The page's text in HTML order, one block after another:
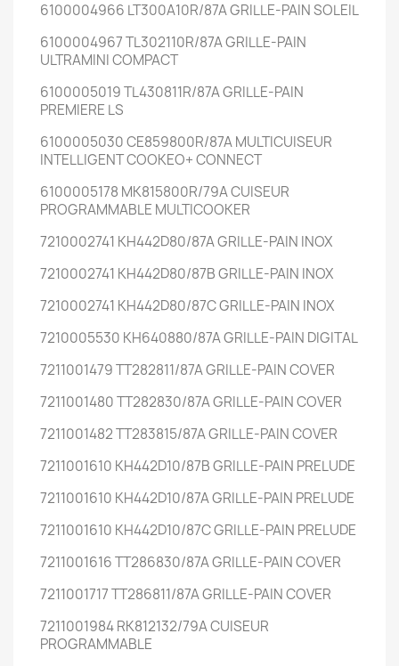
6100004966 LT300A10R/87A GRILLE-PAIN SOLEIL
6100004967 TL302110R/87A GRILLE-PAIN
ULTRAMINI COMPACT
6100005019 TL430811R/87A GRILLE-PAIN
PREMIERE LS
6100005030 CE859800R/87A MULTICUISEUR
INTELLIGENT COOKEO+ CONNECT
6100005178 MK815800R/79A CUISEUR
PROGRAMMABLE MULTICOOKER
7210002741 KH442D80/87A GRILLE-PAIN INOX
7210002741 KH442D80/87B GRILLE-PAIN INOX
7210002741 KH442D80/87C GRILLE-PAIN INOX
7210005530 KH640880/87A GRILLE-PAIN DIGITAL
7211001479 TT282811/87A GRILLE-PAIN COVER
7211001480 TT282830/87A GRILLE-PAIN COVER
7211001482 TT283815/87A GRILLE-PAIN COVER
7211001610 KH442D10/87B GRILLE-PAIN PRELUDE
7211001610 KH442D10/87A GRILLE-PAIN PRELUDE
7211001610 KH442D10/87C GRILLE-PAIN PRELUDE
7211001616 TT286830/87A GRILLE-PAIN COVER
7211001717 TT286811/87A GRILLE-PAIN COVER
7211001984 RK812132/79A CUISEUR
PROGRAMMABLE